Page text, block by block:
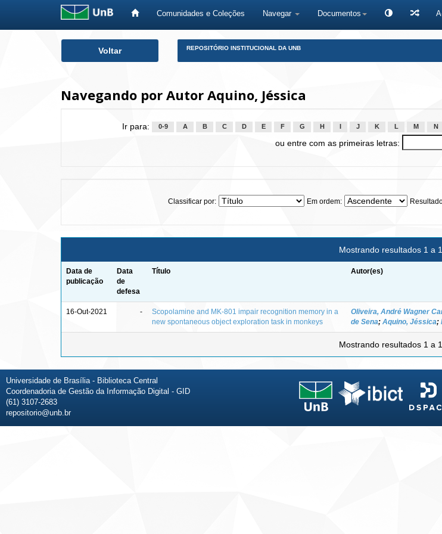
Comunidades e Coleções Navegar Documentos
Voltar REPOSITÓRIO INSTITUCIONAL DA UNB
Navegando por Autor Aquino, Jéssica
Ir para: 0-9 A B C D E F G H J K L M N
ou entre com as primeiras letras:
Classificar por: Em ordem:
Mostrando resultados 1 a
Data de
publicação
Data
de
defesa
Título Autor(es)
16-Out-2021 -
Scopolamine and MK-801 impair recognition memory in a
new spontaneous object exploration task in monkeys
Oliveira, André Wagner
de Sena; Aquino, Jéssica;
Mostrando resultados 1 a
Universidade de Brasília - Biblioteca Central
Coordenadoria de Gestão da Informação Digital - GID
(61) 3107-2683
repositorio@unb.br